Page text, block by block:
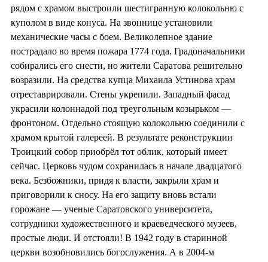
рядом с храмом выстроили шестигранную колокольню с
куполом в виде конуса. На звоннице установили
механические часы с боем. Великолепное здание
пострадало во время пожара 1774 года. Градоначальники
собирались его снести, но жители Саратова решительно
возразили. На средства купца Михаила Устинова храм
отреставрировали. Стены укрепили. Западный фасад
украсили колоннадой под треугольным козырьком —
фронтоном. Отдельно стоящую колокольню соединили с
храмом крытой галереей. В результате реконструкции
Троицкий собор приобрёл тот облик, который имеет
сейчас. Церковь чудом сохранилась в начале двадцатого
века. Безбожники, придя к власти, закрыли храм и
приговорили к сносу. На его защиту вновь встали
горожане — ученые Саратовского университета,
сотрудники художественного и краеведческого музеев,
простые люди. И отстояли! В 1942 году в старинной
церкви возобновились богослужения. А в 2004-м